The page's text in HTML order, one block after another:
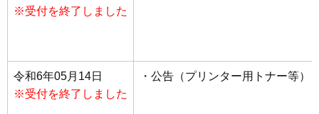
※受付を終了しました
令和6年05月14日
※受付を終了しました
・公告（プリンター用トナー等）